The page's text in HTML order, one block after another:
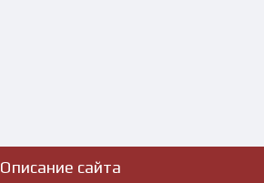
Описание сайта